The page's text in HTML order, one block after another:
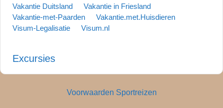
Vakantie Duitsland
Vakantie in Friesland
Vakantie-met-Paarden
Vakantie.met.Huisdieren
Visum-Legalisatie
Visum.nl
Excursies
Voorwaarden Sportreizen